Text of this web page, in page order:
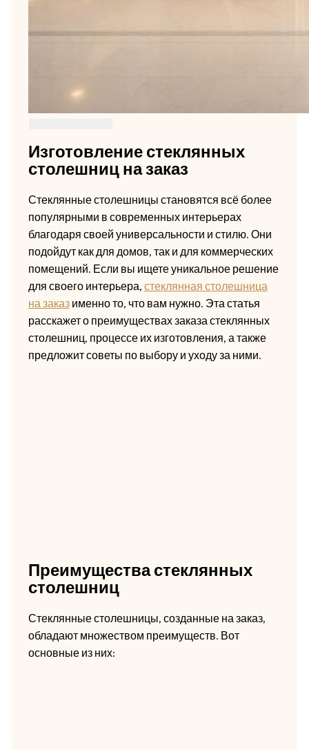
Изготовление стеклянных
столешниц на заказ
Стеклянные столешницы становятся всё более
популярными в современных интерьерах
благодаря своей универсальности и стилю. Они
подойдут как для домов, так и для коммерческих
помещений. Если вы ищете уникальное решение
для своего интерьера, стеклянная столешница
на заказименно то, что вам нужно. Эта статья
расскажет о преимуществах заказа стеклянных
столешниц, процессе их изготовления, а также
предложит советы по выбору и уходу за ними.
Преимущества стеклянных
столешниц
Стеклянные столешницы, созданные на заказ,
обладают множеством преимуществ. Вот
основные из них: